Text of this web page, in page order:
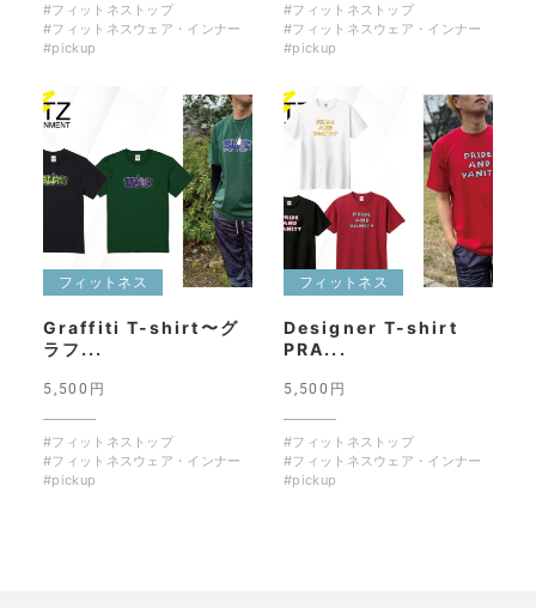
#フィットネストップ
#フィットネスウェア・インナー
#pickup
#フィットネストップ
#フィットネスウェア・インナー
#pickup
フィットネス
Graffiti T-shirt〜グ
ラフ...
5,500円
#フィットネストップ
#フィットネスウェア・インナー
#pickup
フィットネス
Designer T-shirt
PRA...
5,500円
#フィットネストップ
#フィットネスウェア・インナー
#pickup